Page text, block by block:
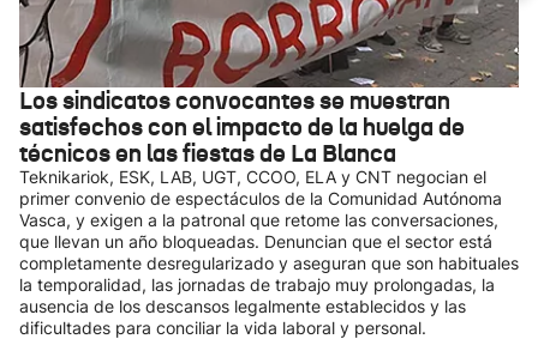
Los sindicatos convocantes se muestran
satisfechos con el impacto de la huelga de
técnicos en las fiestas de La Blanca
Teknikariok, ESK, LAB, UGT, CCOO, ELA y CNT negocian el
primer convenio de espectáculos de la Comunidad Autónoma
Vasca, y exigen a la patronal que retome las conversaciones,
que llevan un año bloqueadas. Denuncian que el sector está
completamente desregularizado y aseguran que son habituales
la temporalidad, las jornadas de trabajo muy prolongadas, la
ausencia de los descansos legalmente establecidos y las
dificultades para conciliar la vida laboral y personal.